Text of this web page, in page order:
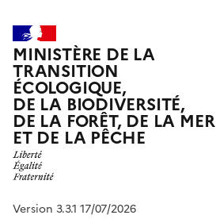
MINISTÈRE DE LA
TRANSITION
ÉCOLOGIQUE,
DE LA BIODIVERSITÉ,
DE LA FORÊT, DE LA MER
ET DE LA PÊCHE
Version 3.3.1 17/07/2026